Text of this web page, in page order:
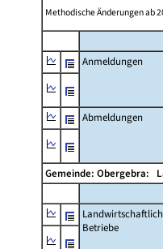
Methodische Änderungen ab
Anmeldungen
Abmeldungen
Gemeinde: Obergebra:
Betriebe